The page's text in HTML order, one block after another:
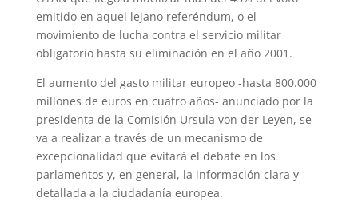
emitido en aquel lejano referéndum, o el
movimiento de lucha contra el servicio militar
obligatorio hasta su eliminación en el año 2001.
El aumento del gasto militar europeo -hasta 800.000
millones de euros en cuatro años- anunciado por la
presidenta de la Comisión Ursula von der Leyen, se
va a realizar a través de un mecanismo de
excepcionalidad que evitará el debate en los
parlamentos y, en general, la información clara y
detallada a la ciudadanía europea.